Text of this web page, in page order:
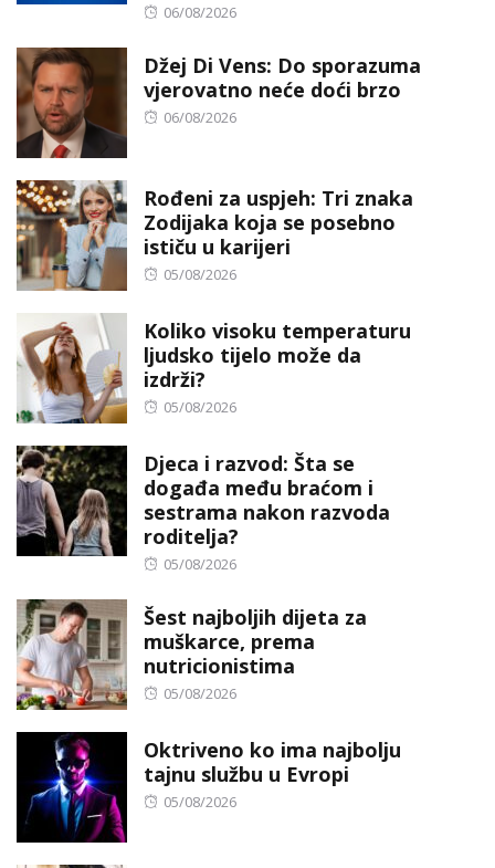
Posted
06/08/2026
Džej Di Vens: Do sporazuma
vjerovatno neće doći brzo
Posted
06/08/2026
Rođeni za uspjeh: Tri znaka
Zodijaka koja se posebno
ističu u karijeri
Posted
05/08/2026
Koliko visoku temperaturu
ljudsko tijelo može da
izdrži?
Posted
05/08/2026
Djeca i razvod: Šta se
događa među braćom i
sestrama nakon razvoda
roditelja?
Posted
05/08/2026
Šest najboljih dijeta za
muškarce, prema
nutricionistima
Posted
05/08/2026
Oktriveno ko ima najbolju
tajnu službu u Evropi
Posted
05/08/2026